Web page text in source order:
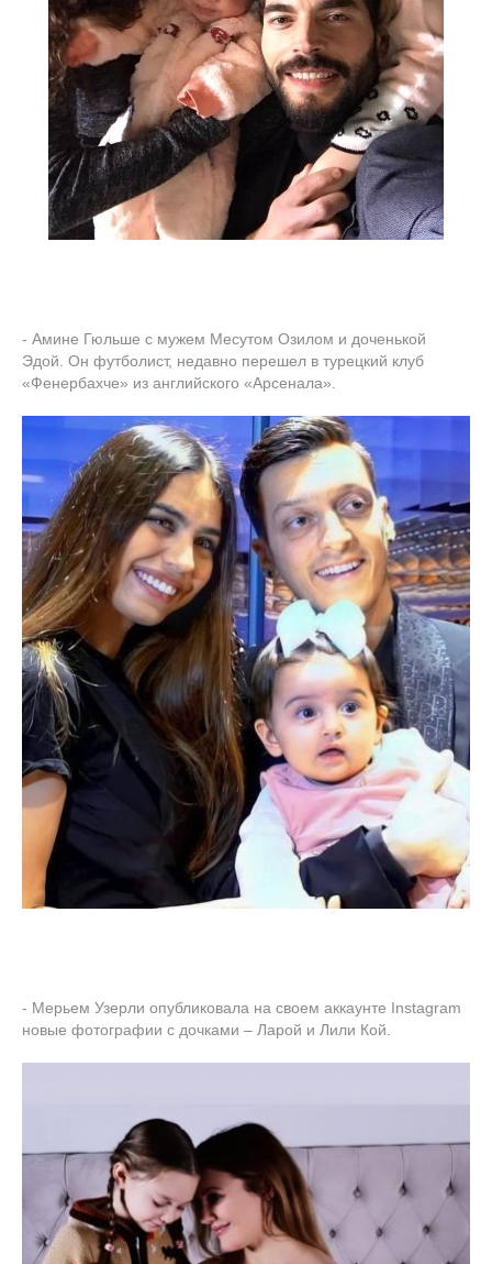
- Амине Гюльше с мужем Месутом Озилом и доченькой
Эдой. Он футболист, недавно перешел в турецкий клуб
«Фенербахче» из английского «Арсенала».
- Мерьем Узерли опубликовала на своем аккаунте Instagram
новые фотографии с дочками – Ларой и Лили Кой.